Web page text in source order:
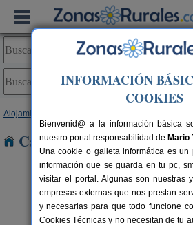
Alojamientos
Casas Rurales cerca de
INFORMACIÓN
COOKIES
Bienvenid@ a la información básica
nuestro portal responsabilidad de Mario
Una cookie o galleta informática es un
información que se guarda en tu pc,
visitar el portal. Algunas son nuestras
empresas externas que nos prestan
y necesarias para que todo funcione
Cookies Técnicas y no necesitan de tu